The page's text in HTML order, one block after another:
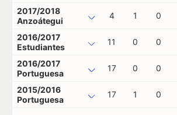
2017/2018
Anzoátegui
4 1 0
2016/2017
Estudiantes
11 0 0
2016/2017
Portuguesa
17 0 0
2015/2016
Portuguesa
17 1 0